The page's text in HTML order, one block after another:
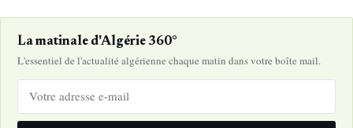
La matinale d'Algérie 360°
L'essentiel de l'actualité algérienne chaque matin dans votre boîte mail.